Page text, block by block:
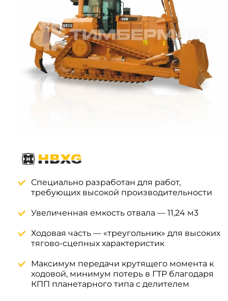
Специально разработан для работ,
требующих высокой производительности
Увеличенная емкость отвала — 11,24 м3
Ходовая часть — «треугольник» для высоких
тягово-сцепных характеристик
Максимум передачи крутящего момента к
ходовой, минимум потерь в ГТР благодаря
КПП планетарного типа с делителем
Системы 3D нивелирования
Мини-погрузчики
Грейферные захваты
Посевная техника